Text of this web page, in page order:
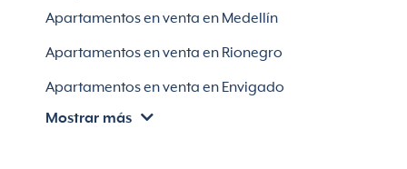
Apartamentos en venta en Medellín
Apartamentos en venta en Rionegro
Apartamentos en venta en Envigado
Apartamentos en venta en Itagüí
Mostrar más